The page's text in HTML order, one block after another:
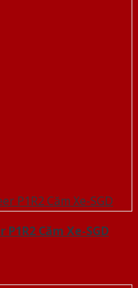
P1R2 Căm Xe-SGD